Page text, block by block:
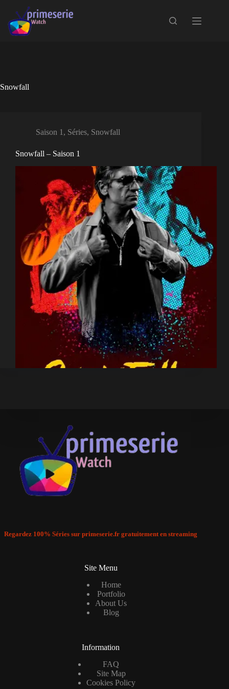
contenu
Snowfall
Saison 1 , Séries, Snowfall
Snowfall – Saison 1
Regardez 100% Séries sur primeserie.fr gratuitement en streaming
Site Menu
Home
Portfolio
About Us
Blog
Information
FAQ
Site Map
Cookies Policy